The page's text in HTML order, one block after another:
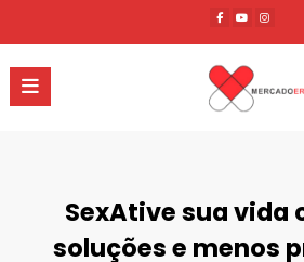
o
conteúdo
SexAtive sua vida
soluções e menos